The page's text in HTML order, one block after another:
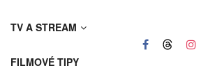
TV A STREAM
FILMOVÉ TIPY